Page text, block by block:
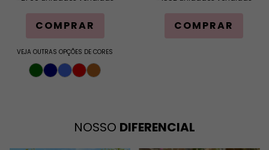
COMPRAR
VEJA OUTRAS OPÇÕES DE CORES
COMPRAR
NOSSO DIFERENCIAL